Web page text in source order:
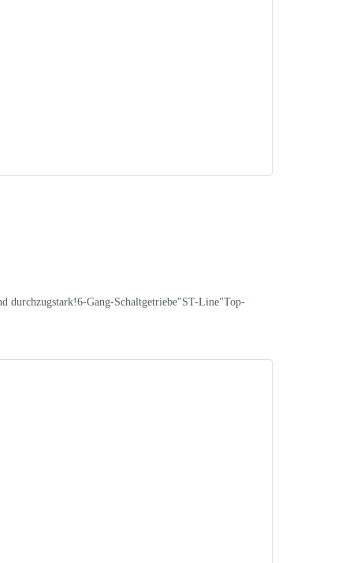
durchzugstark!6-Gang-Schaltgetriebe"ST-Line"Top-